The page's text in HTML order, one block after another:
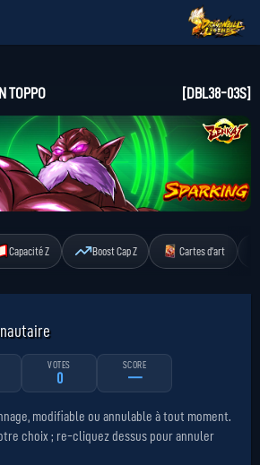
TOPPO [DBL38-03S]
Capacité Z Boost Cap Z Cartes d'art
VOTES
0
SCORE
—
modifiable ou annulable à tout moment.
choix ; re-cliquez dessus pour annuler